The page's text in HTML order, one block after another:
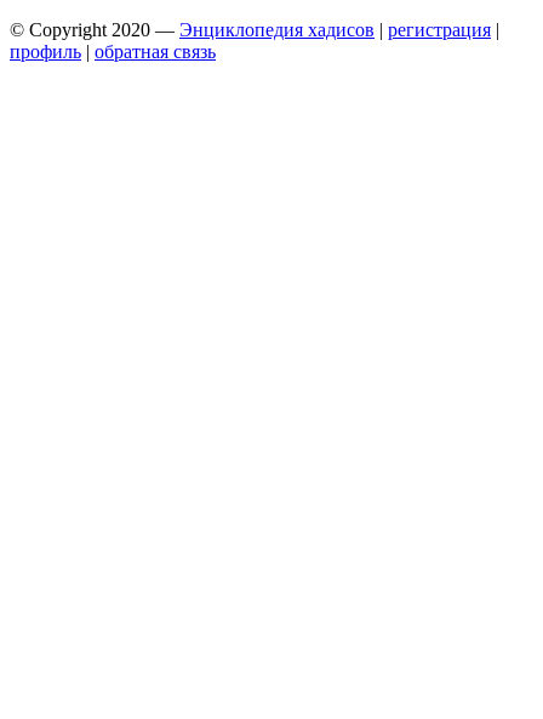
© Copyright 2020 — Энциклопедия хадисов | регистрация |
профиль | обратная связь